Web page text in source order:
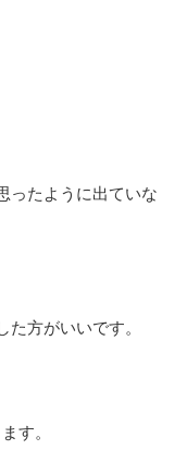
ったように出ていな
方がいいです。
す。